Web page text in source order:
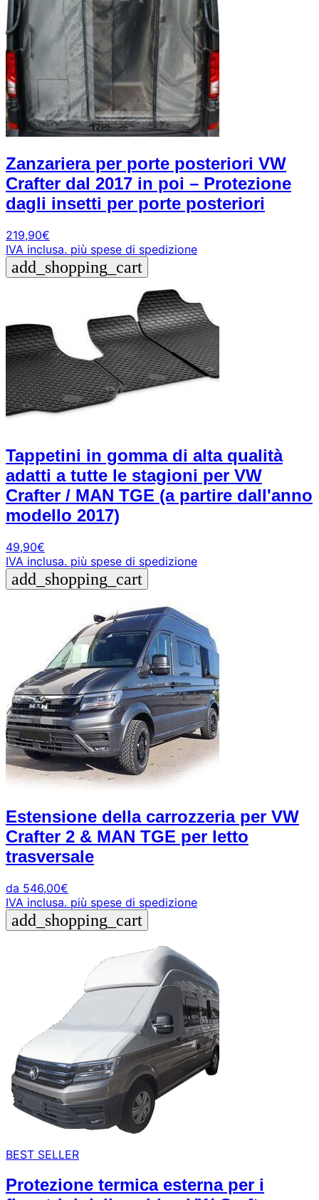
Zanzariera per porte posteriori VW
Crafter dal 2017 in poi – Protezione
dagli insetti per porte posteriori
219,90€
IVA inclusa. più spese di spedizione
add_shopping_cart
Tappetini in gomma di alta qualità
adatti a tutte le stagioni per VW
Crafter / MAN TGE (a partire dall'anno
modello 2017)
49,90€
IVA inclusa. più spese di spedizione
add_shopping_cart
Estensione della carrozzeria per VW
Crafter 2 & MAN TGE per letto
trasversale
da 546,00€
IVA inclusa. più spese di spedizione
add_shopping_cart
BEST SELLER
Protezione termica esterna per i